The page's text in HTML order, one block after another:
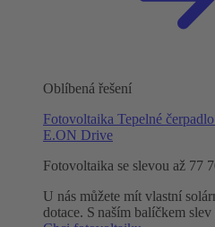
Oblíbená řešení
Fotovoltaika Tepelné čerpadlo
E.ON Drive
Fotovoltaika se slevou až 77
U nás můžete mít vlastní
dotace. S naším balíčkem